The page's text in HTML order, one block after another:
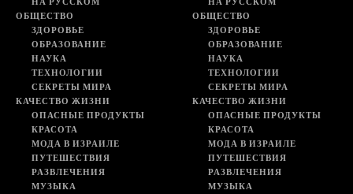
ОБЩЕСТВО
ЗДОРОВЬЕ
ОБРАЗОВАНИЕ
НАУКА
ТЕХНОЛОГИИ
СЕКРЕТЫ МИРА
КАЧЕСТВО ЖИЗНИ
ОПАСНЫЕ ПРОДУКТЫ
КРАСОТА
МОДА В ИЗРАИЛЕ
ПУТЕШЕСТВИЯ
РАЗВЛЕЧЕНИЯ
МУЗЫКА
ОБЩЕСТВО
ЗДОРОВЬЕ
ОБРАЗОВАНИЕ
НАУКА
ТЕХНОЛОГИИ
СЕКРЕТЫ МИРА
КАЧЕСТВО ЖИЗНИ
ОПАСНЫЕ ПРОДУКТЫ
КРАСОТА
МОДА В ИЗРАИЛЕ
ПУТЕШЕСТВИЯ
РАЗВЛЕЧЕНИЯ
МУЗЫКА